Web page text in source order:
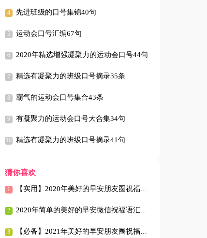
先进班级的口号集锦40句
运动会口号汇编67句
2020年精选增强凝聚力的运动会口号44句
精选有凝聚力的班级口号摘录35条
霸气的运动会口号集合43条
有凝聚力的运动会口号大合集34句
精选有凝聚力的班级口号摘录41句
猜你喜欢
【实用】2020年美好的早安朋友圈祝福语汇总68条
2020年简单的美好的早安微信祝福语汇编58条
【必备】2021年美好的早安朋友圈祝福语摘录55条